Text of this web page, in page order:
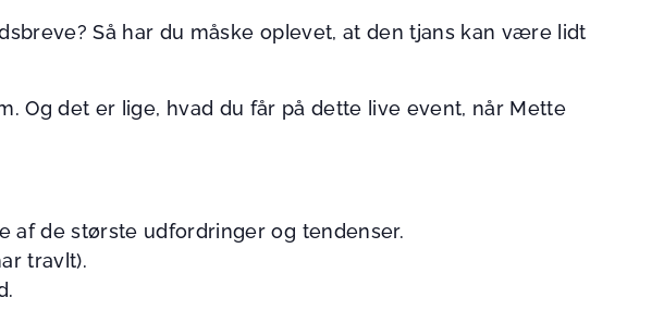
Så har du måske oplevet, at den tjans kan være lidt
Og det er lige, hvad du får på dette live event, når Mette
af de største udfordringer og tendenser.
travlt).